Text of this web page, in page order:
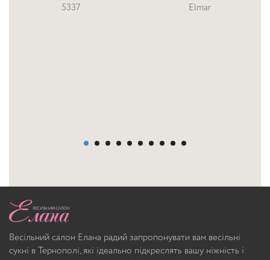
S-635-Arabella
Весільний салон Елана радий запропонувати вам весільні
сукні в Тернополі, які ідеально підкреслять вашу ніжність і